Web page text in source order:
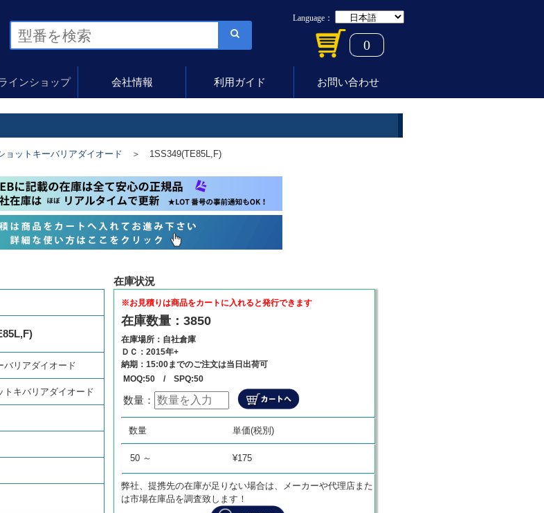
Language：
0
インショップ 会社情報 利用ガイド お問い合わせ
ョットキーバリアダイオード ＞ 1SS349(TE85L,F)
バリアダイオード
トキバリアダイオード
在庫状況
※お見積りは商品をカートに入れると発行できます
在庫数量：3850
在庫場所：自社倉庫
ＤＣ：2015年+
納期：15:00までのご注文は当日出荷可
MOQ:50 / SPQ:50
数量：
数量 単価 商品代金
0
数量 単価(税別)
50 ～ ¥175
弊社、提携先の在庫が足りない場合は、メーカーや代理店また
は市場在庫品を調査致します！